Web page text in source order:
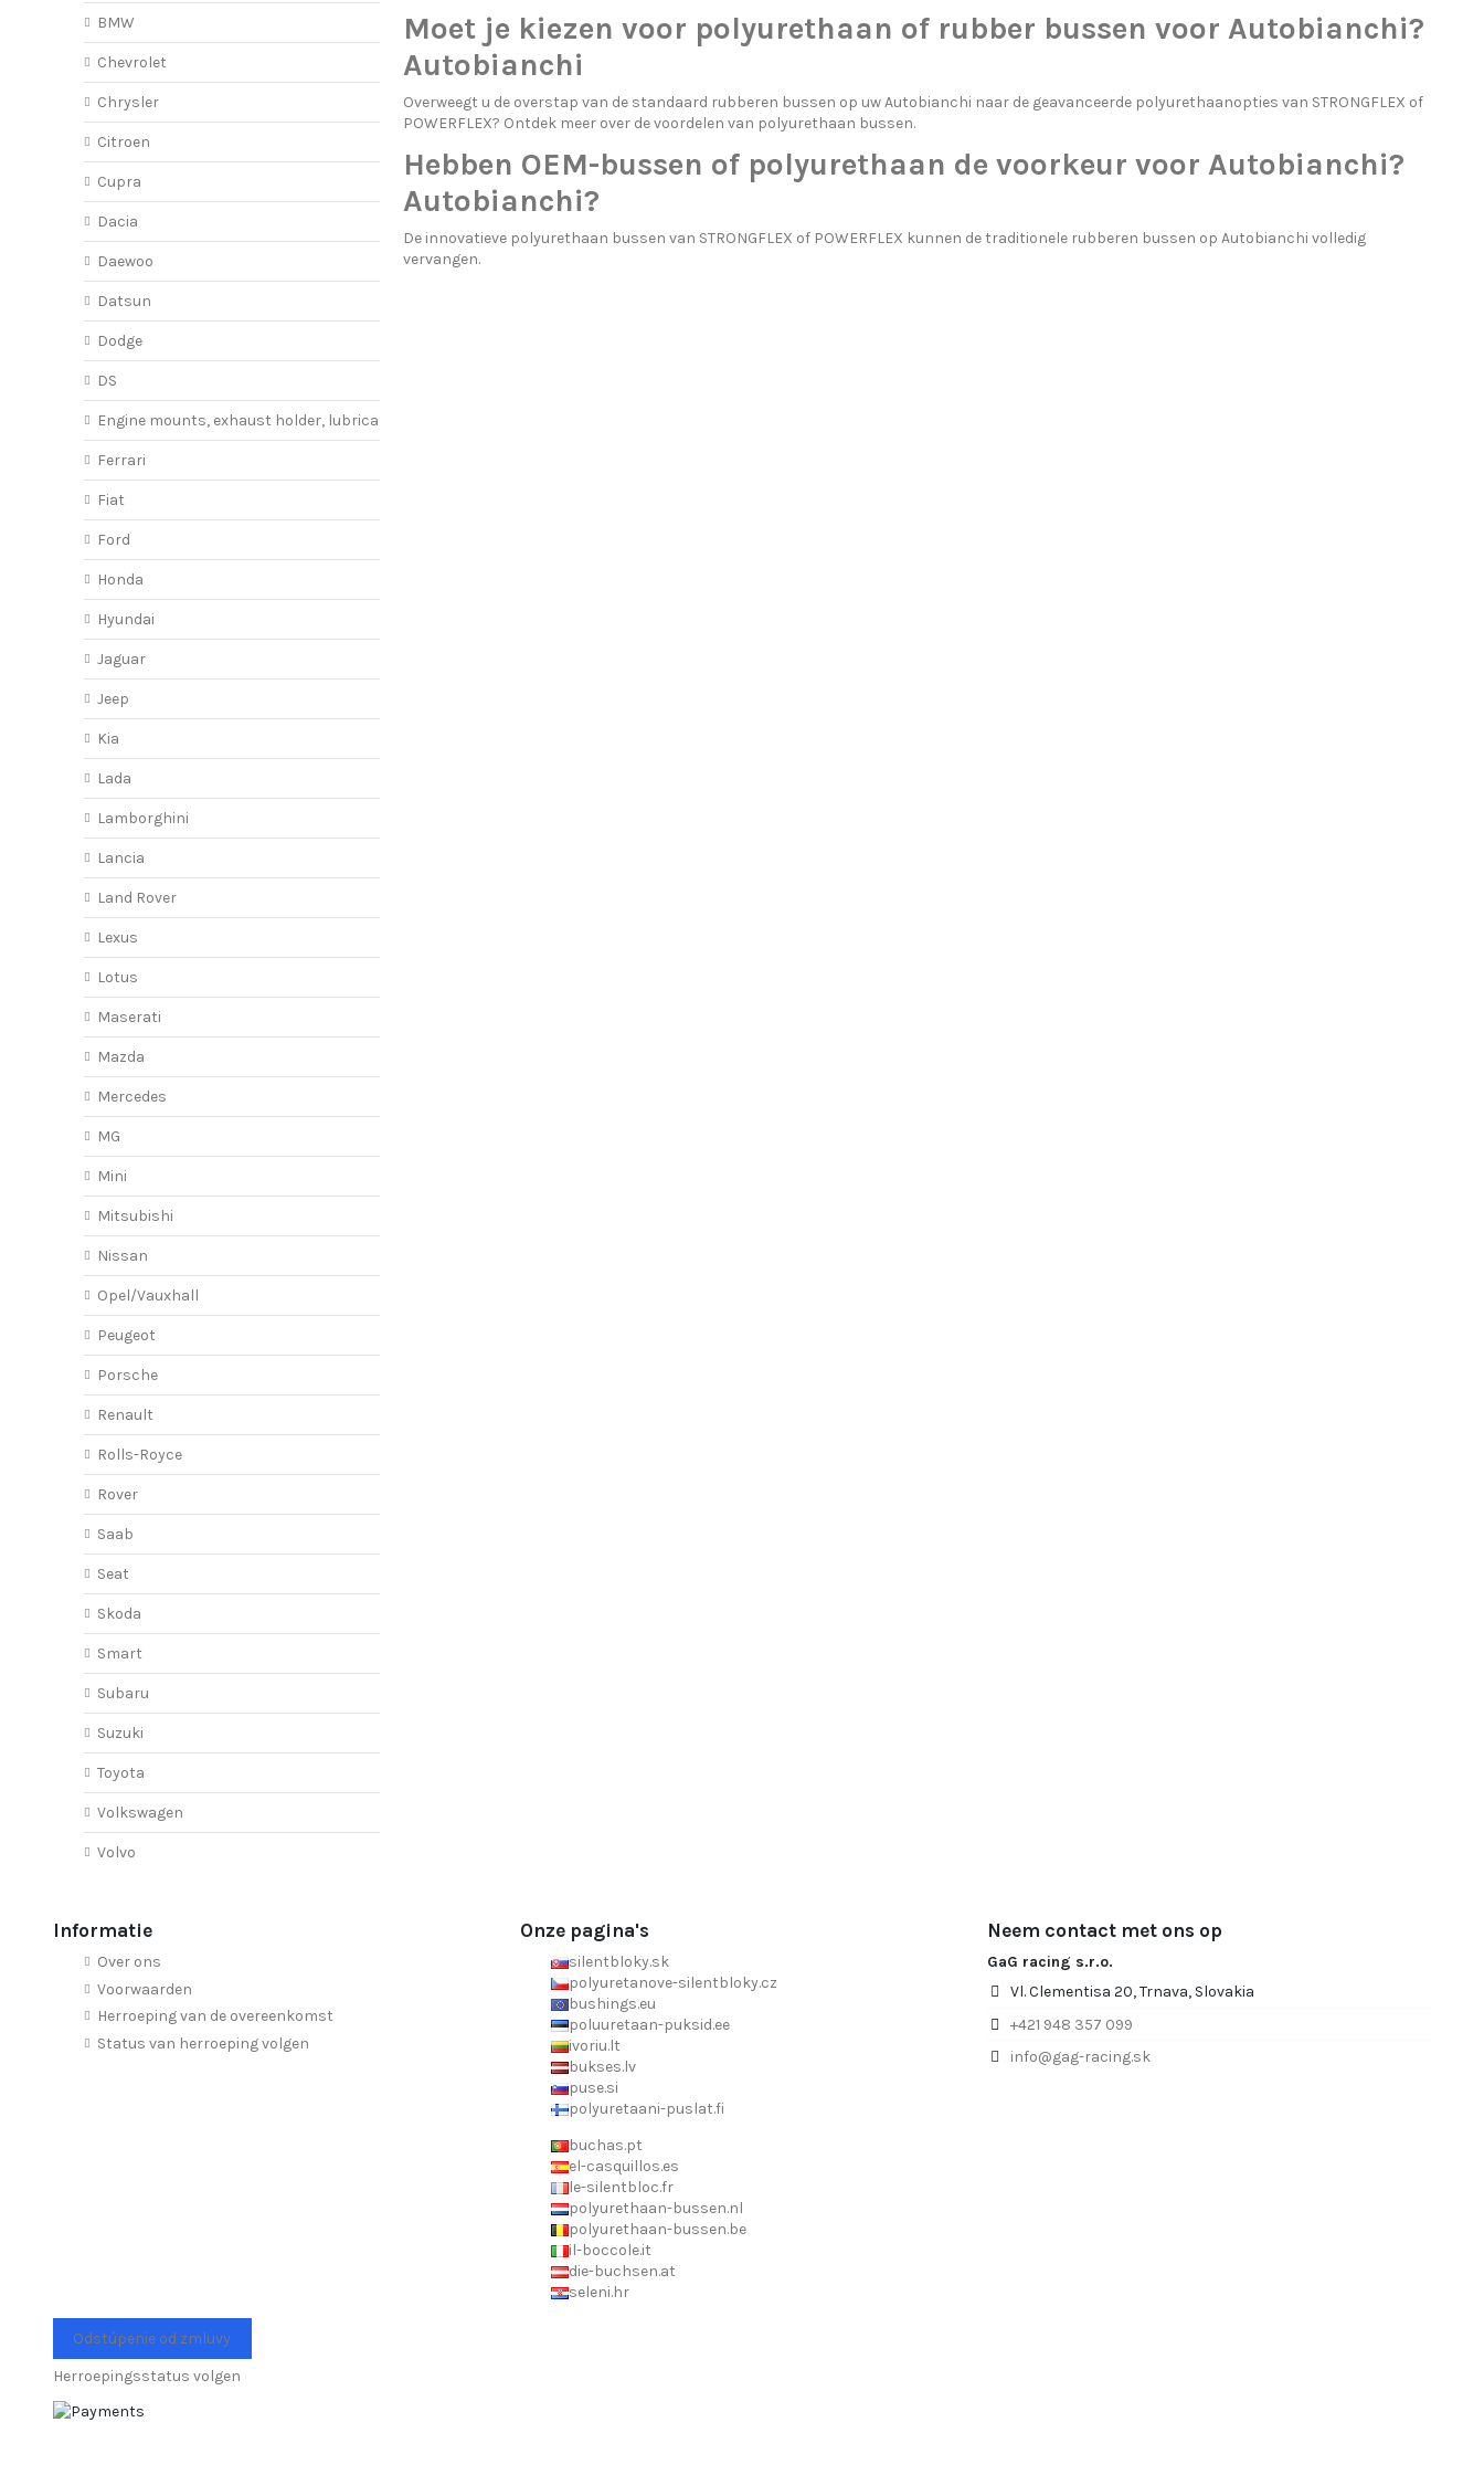
Moet je kiezen voor polyurethaan of rubber bussen voor Autobianchi?
Autobianchi
Overweegt u de overstap van de standaard rubberen bussen op uw Autobianchi naar de geavanceerde polyurethaanopties van STRONGFLEX of
POWERFLEX? Ontdek meer over de voordelen van polyurethaan bussen.
Hebben OEM-bussen of polyurethaan de voorkeur voor Autobianchi?
Autobianchi?
De innovatieve polyurethaan bussen van STRONGFLEX of POWERFLEX kunnen de traditionele rubberen bussen op Autobianchi volledig
vervangen.
BMW
Chevrolet
Chrysler
Citroen
Cupra
Dacia
Daewoo
Datsun
Dodge
DS
Engine mounts, exhaust holder, lubricant
Ferrari
Fiat
Ford
Honda
Hyundai
Jaguar
Jeep
Kia
Lada
Lamborghini
Lancia
Land Rover
Lexus
Lotus
Maserati
Mazda
Mercedes
MG
Mini
Mitsubishi
Nissan
Opel/Vauxhall
Peugeot
Porsche
Renault
Rolls-Royce
Rover
Saab
Seat
Skoda
Smart
Subaru
Suzuki
Toyota
Volkswagen
Volvo
Informatie
Over ons
Voorwaarden
Herroeping van de overeenkomst
Status van herroeping volgen
Onze pagina's
silentbloky.sk
polyuretanove-silentbloky.cz
bushings.eu
poluuretaan-puksid.ee
ivoriu.lt
bukses.lv
puse.si
polyuretaani-puslat.fi
buchas.pt
el-casquillos.es
le-silentbloc.fr
polyurethaan-bussen.nl
polyurethaan-bussen.be
il-boccole.it
die-buchsen.at
seleni.hr
Neem contact met ons op
GaG racing s.r.o.
Vl. Clementisa 20, Trnava, Slovakia
+421 948 357 099
info@gag-racing.sk
Odstúpenie od zmluvy
Herroepingsstatus volgen